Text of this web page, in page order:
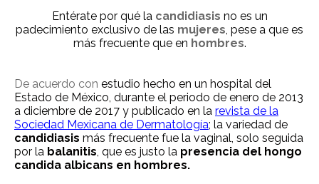
Entérate por qué la candidiasis no es un
padecimiento exclusivo de las mujeres, pese a que es
más frecuente que en hombres.
De acuerdo con estudio hecho en un hospital del
Estado de México, durante el periodo de enero de 2013
a diciembre de 2017 y publicado en la revista de la
Sociedad Mexicana de Dermatología; la variedad de
candidiasis más frecuente fue la vaginal, solo seguida
por la balanitis, que es justo la presencia del hongo
candida albicans en hombres.